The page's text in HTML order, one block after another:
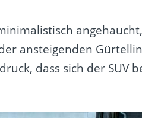
ansteigenden
dass sich der SUV